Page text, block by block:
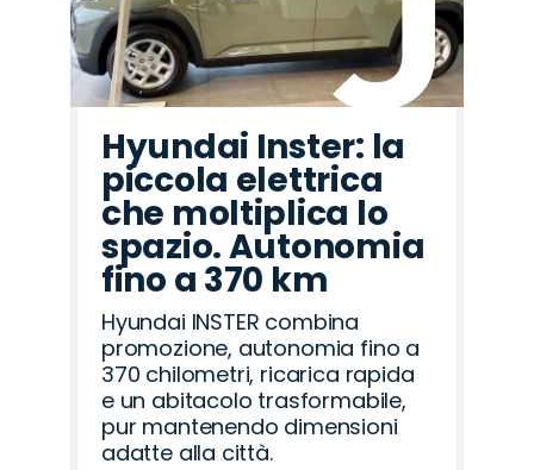
Hyundai Inster: la
piccola elettrica
che moltiplica lo
spazio. Autonomia
fino a 370 km
Hyundai INSTER combina
promozione, autonomia fino a
370 chilometri, ricarica rapida
e un abitacolo trasformabile,
pur mantenendo dimensioni
adatte alla città.